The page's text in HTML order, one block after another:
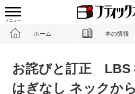
メニュー
ホーム 本の情報
お詫びと訂正 LBS
はぎなし ネックか